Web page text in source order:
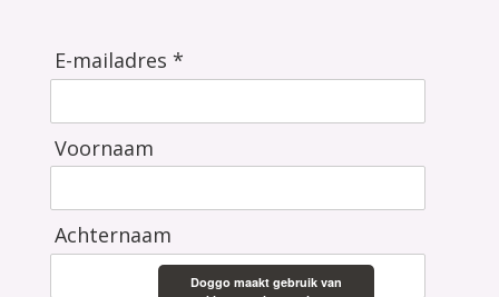
E-mailadres *
Voornaam
Achternaam
Doggo maakt gebruik van